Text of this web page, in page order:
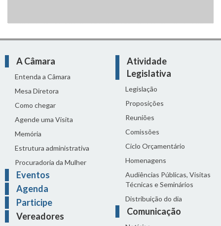
A Câmara
Entenda a Câmara
Mesa Diretora
Como chegar
Agende uma Visita
Memória
Estrutura administrativa
Procuradoria da Mulher
Eventos
Agenda
Participe
Vereadores
Atividade
Legislativa
Legislação
Proposições
Reuniões
Comissões
Ciclo Orçamentário
Homenagens
Audiências Públicas, Visitas
Técnicas e Seminários
Distribuição do dia
Comunicação